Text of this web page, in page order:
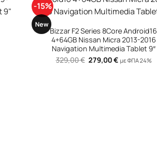
-15%
New
+
Bizzar F2 Series 8Core Android16
4+64GB Nissan Micra 2013-2016
Navigation Multimedia Tablet 9″
329,00€ Original
price
279,00€Η
τρέχουσα
με ΦΠΑ 24%